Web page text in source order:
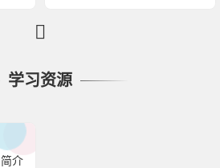
学习资源
简介